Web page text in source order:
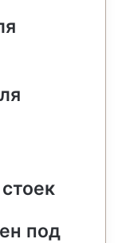
под